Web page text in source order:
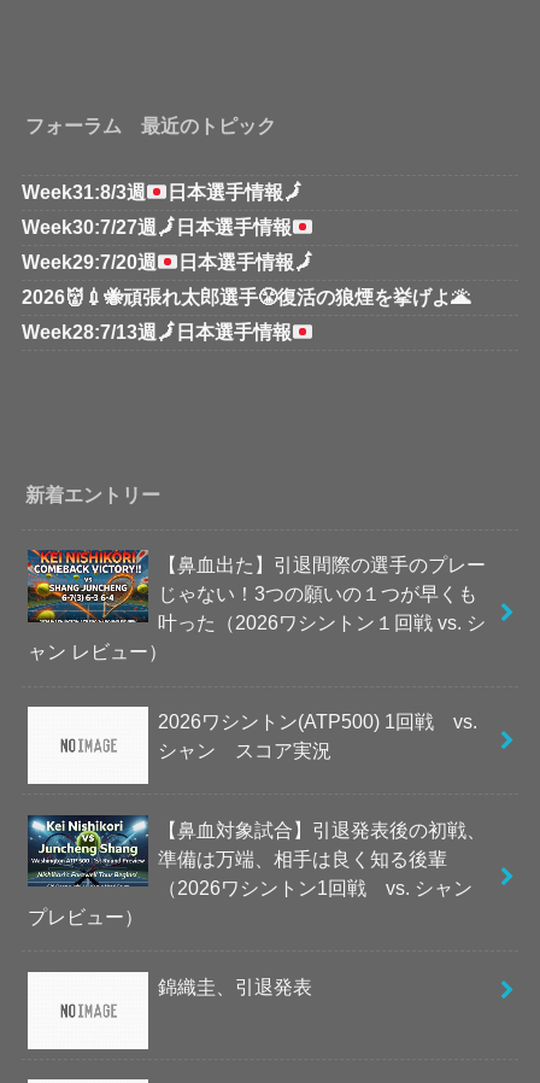
フォーラム 最近のトピック
Week31:8/3週 日本選手情報🗾
Week30:7/27週 🗾 日本選手情報
Week29:7/20週
日本選手情報🗾
2026👹💉🐝頑張れ太郎選手😤復活の狼煙を挙げよ🌋
Week28:7/13週 🗾 日本選手情報
新着エントリー
【鼻血出た】引退間際の選手のプレー
じゃない！3つの願いの１つが早くも
叶った（2026ワシントン１回戦 vs. シ
ャン レビュー）
2026ワシントン(ATP500) 1回戦 vs.
シャン スコア実況
【鼻血対象試合】引退発表後の初戦、
準備は万端、相手は良く知る後輩
（2026ワシントン1回戦 vs. シャン
プレビュー）
錦織圭、引退発表